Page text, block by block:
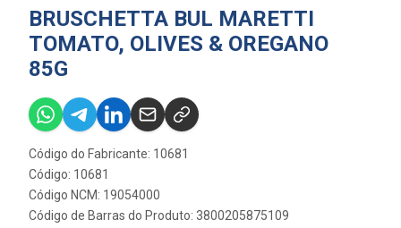
BRUSCHETTA BUL MARETTI
TOMATO, OLIVES & OREGANO
85G
Código do Fabricante: 10681
Código: 10681
Código NCM: 19054000
Código de Barras do Produto: 3800205875109